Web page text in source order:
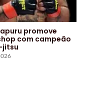
promove
com campeão
jitsu